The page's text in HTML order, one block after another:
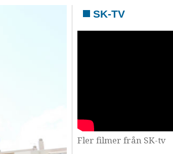
SK-TV
Fler filmer från SK-tv